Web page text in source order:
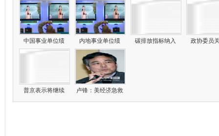
中国事业单位绩 内地事业单位绩 碳排放指标纳入 政协委员
普京表示将继续 卢锋：美经济急救